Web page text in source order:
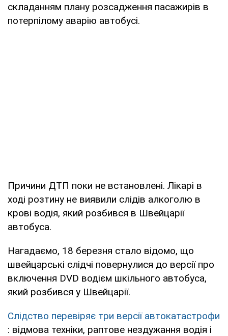
складанням плану розсадження пасажирів в
потерпілому аварію автобусі.
Причини ДТП поки не встановлені. Лікарі в
ході розтину не виявили слідів алкоголю в
крові водія, який розбився в Швейцарії
автобуса.
Нагадаємо, 18 березня стало відомо, що
швейцарські слідчі повернулися до версії про
включення DVD водієм шкільного автобуса,
який розбився у Швейцарії.
Слідство перевіряє три версії автокатастрофи
: відмова техніки, раптове нездужання водія і